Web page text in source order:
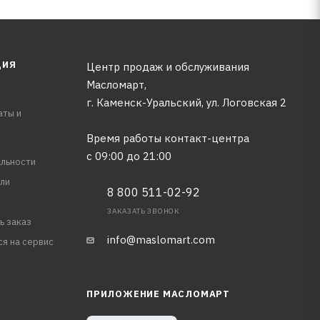
и
заказ
на сервис
Центр продаж и обслуживания
Масломарт,
г. Каменск-Уральский, ул. Логовская 2
Время работы контакт-центра
с 09:00 до 21:00
8 800 511-02-92
ЗАКАЗАТЬ ЗВОНОК
info@maslomart.com
ПРИЛОЖЕНИЕ МАСЛОМАРТ